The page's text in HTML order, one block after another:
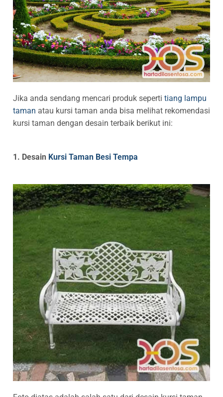
Jika anda sendang mencari produk seperti tiang lampu
taman atau kursi taman anda bisa melihat rekomendasi
kursi taman dengan desain terbaik berikut ini:
1. Desain Kursi Taman Besi Tempa